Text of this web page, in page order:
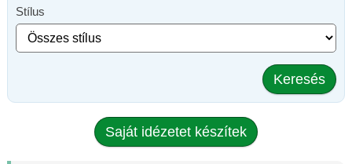
Stílus
Keresés
Saját idézetet készítek